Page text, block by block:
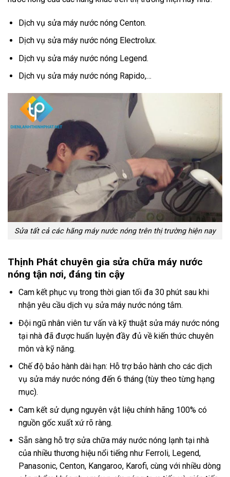
Dịch vụ sửa máy nước nóng Centon.
Dịch vụ sửa máy nước nóng Electrolux.
Dịch vụ sửa máy nước nóng Legend.
Dịch vụ sửa máy nước nóng Rapido,…
Sửa tất cả các hãng máy nước nóng trên thị trường hiện nay
Thịnh Phát chuyên gia sửa chữa máy nước
nóng tận nơi, đáng tin cậy
Cam kết phục vụ trong thời gian tối đa 30 phút sau khi
nhận yêu cầu dịch vụ sửa máy nước nóng tắm.
Đội ngũ nhân viên tư vấn và kỹ thuật sửa máy nước nóng
tại nhà đã được huấn luyện đầy đủ về kiến thức chuyên
môn và kỹ năng.
Chế độ bảo hành dài hạn: Hỗ trợ bảo hành cho các dịch
vụ sửa máy nước nóng đến 6 tháng (tùy theo từng hạng
mục).
Cam kết sử dụng nguyên vật liệu chính hãng 100% có
nguồn gốc xuất xứ rõ ràng.
Sẵn sàng hỗ trợ sửa chữa máy nước nóng lạnh tại nhà
của nhiều thương hiệu nổi tiếng như Ferroli, Legend,
Panasonic, Centon, Kangaroo, Karofi, cùng với nhiều dòng